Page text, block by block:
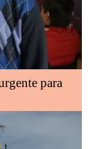
para